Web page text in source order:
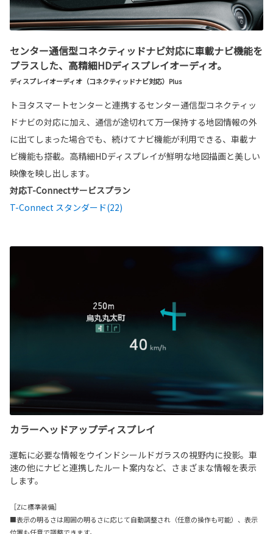
センター通信型コネクティッドナビ対応に車載ナビ機能を
プラスした、高精細HDディスプレイオーディオ。
ディスプレイオーディオ（コネクティッドナビ対応）Plus
トヨタスマートセンターと連携するセンター通信型コネクティッ
ドナビの対応に加え、通信が途切れて万一保持する地図情報の外
に出てしまった場合でも、続けてナビ機能が利用できる、車載ナ
ビ機能も搭載。高精細HDディスプレイが鮮明な地図描画と美しい
映像を映し出します。
対応T-Connectサービスプラン
T-Connect スタンダード(22)
カラーヘッドアップディスプレイ
運転に必要な情報をウインドシールドガラスの視野内に投影。車
速の他にナビと連携したルート案内など、さまざまな情報を表示
します。
［Zに標準装備］
■表示の明るさは周囲の明るさに応じて自動調整され（任意の操作も可能）、表示